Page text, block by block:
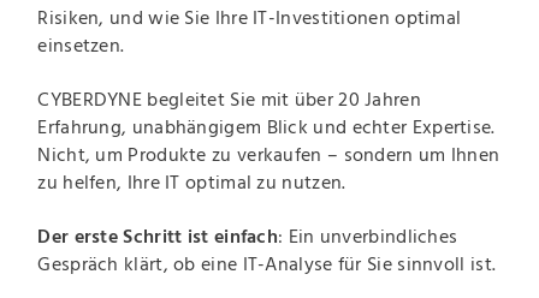
Risiken, und wie Sie Ihre IT-Investitionen optimal
einsetzen.
CYBERDYNE begleitet Sie mit über 20 Jahren
Erfahrung, unabhängigem Blick und echter Expertise.
Nicht, um Produkte zu verkaufen – sondern um Ihnen
zu helfen, Ihre IT optimal zu nutzen.
Der erste Schritt ist einfach: Ein unverbindliches
Gespräch klärt, ob eine IT-Analyse für Sie sinnvoll ist.